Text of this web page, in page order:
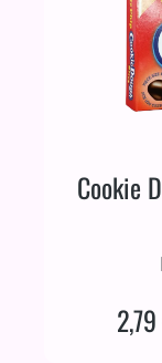
Cookie